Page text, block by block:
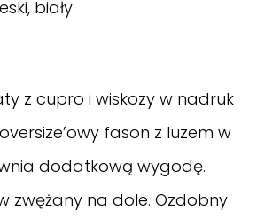
biały
z cupro i wiskozy w nadruk
fason z luzem w
dodatkową wygodę.
zwężany na dole. Ozdobny